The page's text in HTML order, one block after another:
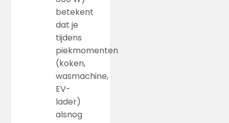
betekent
dat je
tijdens
piekmomenten
(koken,
wasmachine,
EV-
lader)
alsnog